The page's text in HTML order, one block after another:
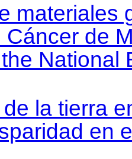
materiales
Cáncer de
National
la tierra
en